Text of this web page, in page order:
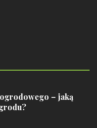
– jaką